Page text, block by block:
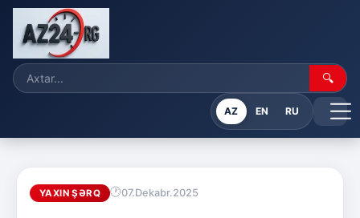
🔍
AZ EN RU
YAXIN ŞƏRQ 07.Dekabr.2025